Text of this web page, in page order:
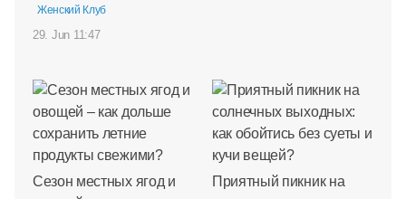
Женский Клуб
29. Jun 11:47
Сезон местных ягод и
Приятный пикник на